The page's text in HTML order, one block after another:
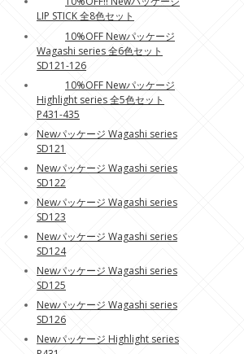
LIP STICK 全8色セット
10%OFF Newパッケージ
Wagashi series 全6色セット
SD121-126
10%OFF Newパッケージ
Highlight series 全5色セット
P431-435
Newパッケージ Wagashi series
SD121
Newパッケージ Wagashi series
SD122
Newパッケージ Wagashi series
SD123
Newパッケージ Wagashi series
SD124
Newパッケージ Wagashi series
SD125
Newパッケージ Wagashi series
SD126
Newパッケージ Highlight series